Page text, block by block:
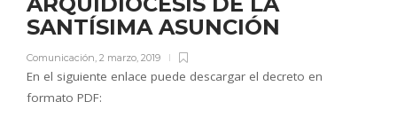
SANTÍSIMA ASUNCIÓN
Comunicación, 2 marzo, 2019
En el siguiente enlace puede descargar el decreto en
formato PDF: